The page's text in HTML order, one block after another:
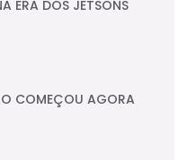
ERA DOS JETSONS
COMEÇOU AGORA